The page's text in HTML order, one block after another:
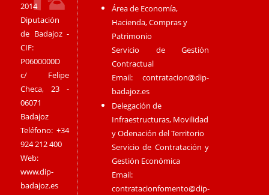
2014
Diputación
de Badajoz -
CIF:
P0600000D
c/ Felipe
Checa, 23 -
06071
Badajoz
Teléfono: +34
924 212 400
Web:
www.dip-
badajoz.es
Área de Economía,
Hacienda, Compras y
Patrimonio
Servicio de Gestión
Contractual
Email:contratacion@dip-
badajoz.es
Delegación de
Infraestructuras, Movilidad
y Odenación del Territorio
Servicio de Contratación y
Gestión Económica
Email:
contratacionfomento@dip-